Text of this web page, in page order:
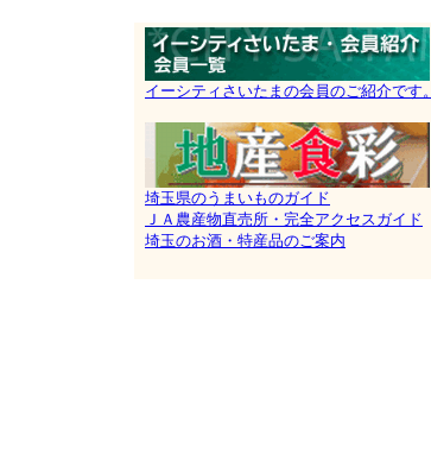
イーシティさいたまの会員のご紹介です。
埼玉県のうまいものガイド
ＪＡ農産物直売所・完全アクセスガイド
埼玉のお酒・特産品のご案内